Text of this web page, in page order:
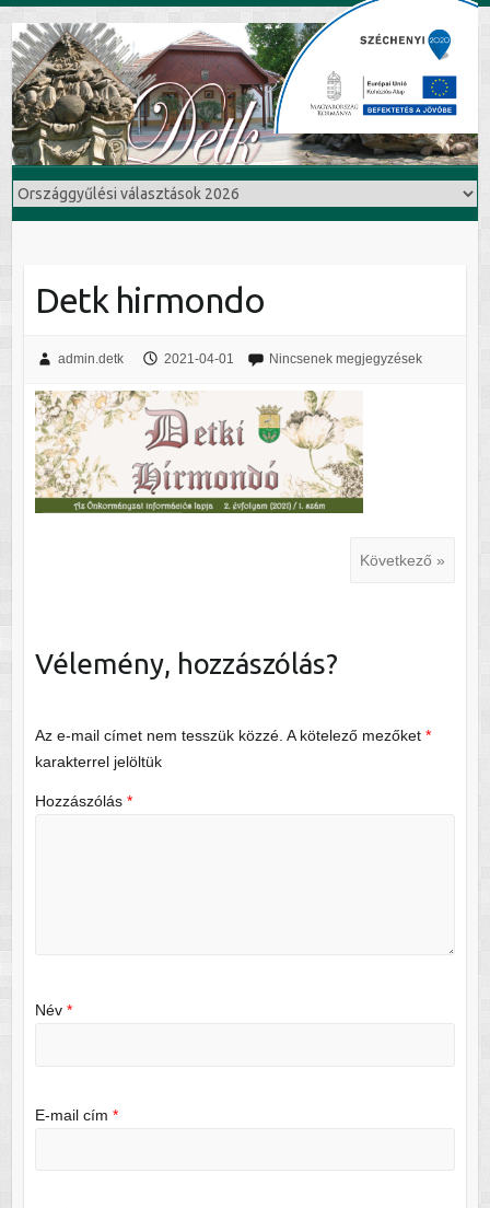
Detk hirmondo
admin.detk 2021-04-01 Nincsenek megjegyzések
Következő »
Vélemény, hozzászólás?
Az e-mail címet nem tesszük közzé. A kötelező mezőket *
karakterrel jelöltük
Hozzászólás *
Név *
E-mail cím *